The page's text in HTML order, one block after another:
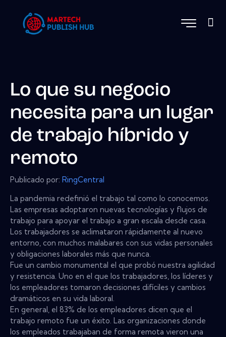
Lo que su negocio
necesita para un lugar
de trabajo híbrido y
remoto
Publicado por: RingCentral
La pandemia redefinió el trabajo tal como lo conocemos.
Las empresas adoptaron nuevas tecnologías y flujos de
trabajo para apoyar el trabajo a gran escala desde casa.
Los trabajadores se aclimataron rápidamente al nuevo
entorno, con muchos malabares con sus vidas personales
y obligaciones laborales más que nunca.
Fue un cambio monumental el que probó nuestra agilidad
y resistencia. Uno en el que los trabajadores, los líderes y
los empleadores tomaron decisiones difíciles y cambios
dramáticos en su vida laboral.
En general, el 83% de los empleadores dicen que el
trabajo remoto fue un éxito. Las organizaciones donde
los empleados trabajaban de forma remota vieron una